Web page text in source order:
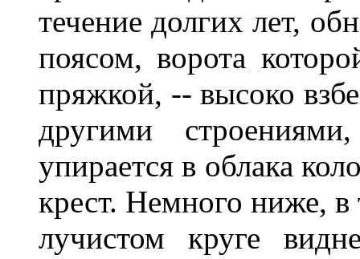
течение долгих лет,
поясом, ворота
пряжкой, -- высоко
другими
упирается в облака
крест. Немного ниже,
лучистом круге